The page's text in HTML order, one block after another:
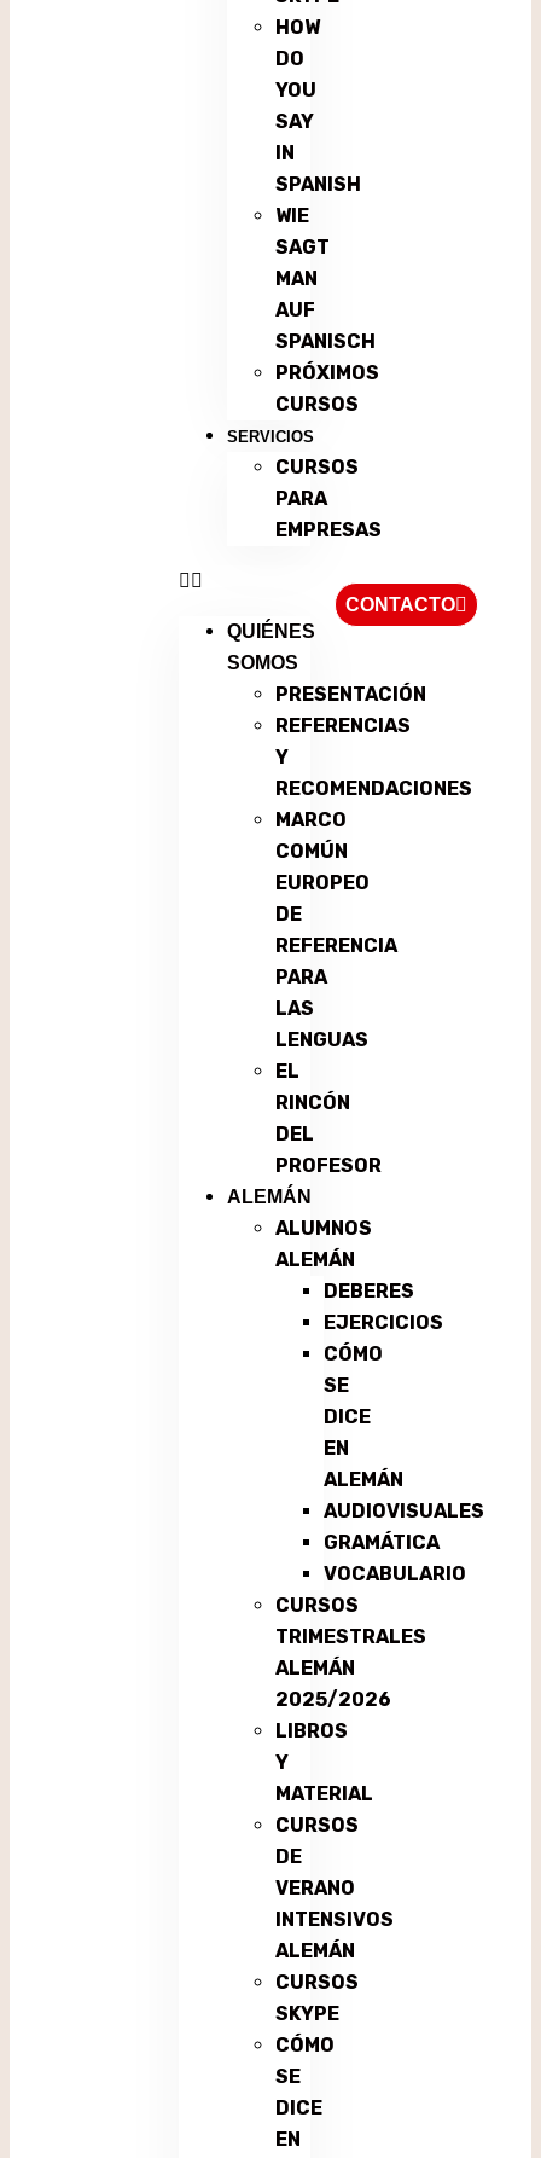
HOW
DO
YOU
SAY
IN
SPANISH
WIE
SAGT
MAN
AUF
SPANISCH
PRÓXIMOS
CURSOS
SERVICIOS
CURSOS
PARA
EMPRESAS
QUIÉNES
SOMOS
PRESENTACIÓN
REFERENCIAS
Y
RECOMENDACIONES
MARCO
COMÚN
EUROPEO
DE
REFERENCIA
PARA
LAS
LENGUAS
EL
RINCÓN
DEL
PROFESOR
ALEMÁN
ALUMNOS
ALEMÁN
DEBERES
EJERCICIOS
CÓMO
SE
DICE
EN
ALEMÁN
AUDIOVISUALES
GRAMÁTICA
VOCABULARIO
CURSOS
TRIMESTRALES
ALEMÁN
2025/2026
LIBROS
Y
MATERIAL
CURSOS
DE
VERANO
INTENSIVOS
ALEMÁN
CURSOS
SKYPE
CÓMO
SE
DICE
EN
CONTACTO